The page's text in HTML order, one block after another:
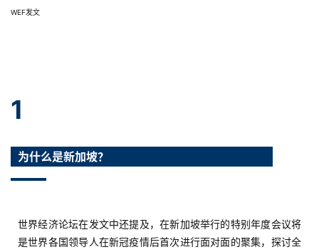
WEF发文
1
为什么是新加坡？
世界经济论坛在发文中还提及，在新加坡举行的特别年度会议将
是世界各国领导人在新冠疫情后首次进行面对面的聚集，探讨全